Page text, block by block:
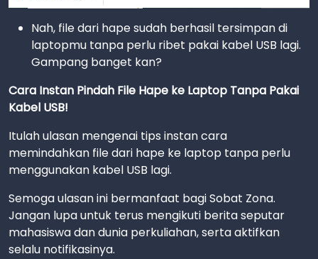
Nah, file dari hape sudah berhasil tersimpan di
laptopmu tanpa perlu ribet pakai kabel USB lagi.
Gampang banget kan?
Cara Instan Pindah File Hape ke Laptop Tanpa Pakai
Kabel USB!
Itulah ulasan mengenai tips instan cara
memindahkan file dari hape ke laptop tanpa perlu
menggunakan kabel USB lagi.
Semoga ulasan ini bermanfaat bagi Sobat Zona.
Jangan lupa untuk terus mengikuti berita seputar
mahasiswa dan dunia perkuliahan, serta aktifkan
selalu notifikasinya.